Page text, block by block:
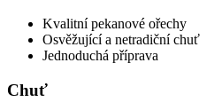
Kvalitní pekanové ořechy
Osvěžující a netradiční chuť
Jednoduchá příprava
Chuť